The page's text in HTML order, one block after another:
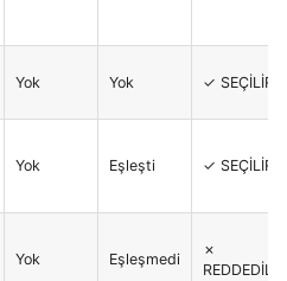
Yok Yok ✓ SEÇİLİR
Yok Eşleşti ✓ SEÇİLİR
Yok Eşleşmedi
✗
REDDEDİLİR